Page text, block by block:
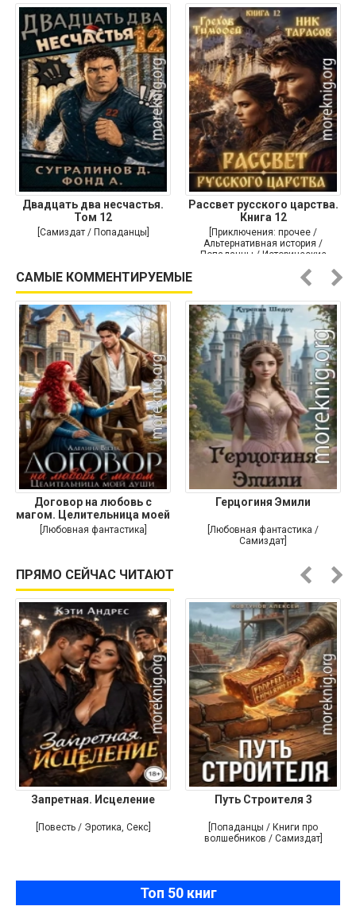
Двадцать два несчастья.
Том 12
[Самиздат / Попаданцы]
Рассвет русского царства.
Книга 12
[Приключения: прочее /
Альтернативная история /
Попаданцы / Исторические
САМЫЕ КОММЕНТИРУЕМЫЕ
Договор на любовь с
магом. Целительница моей
души
[Любовная фантастика]
Герцогиня Эмили
[Любовная фантастика /
Самиздат]
ПРЯМО СЕЙЧАС ЧИТАЮТ
Запретная. Исцеление
[Повесть / Эротика, Секс]
Путь Строителя 3
[Попаданцы / Книги про
волшебников / Самиздат]
Топ 50 книг